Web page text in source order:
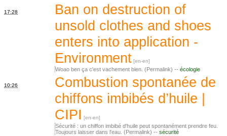
17:28
Ban on destruction of
unsold clothes and shoes
enters into application -
Environment
Woao ben ça c'est vachement bien. (Permalink) -- écologie
10:26
Combustion spontanée de
chiffons imbibés d’huile |
CIPI
Sécurité : un chiffon imbibé d'huile peut spontanément prendre feu.
Toujours laisser dans l'eau. (Permalink) -- sécurité